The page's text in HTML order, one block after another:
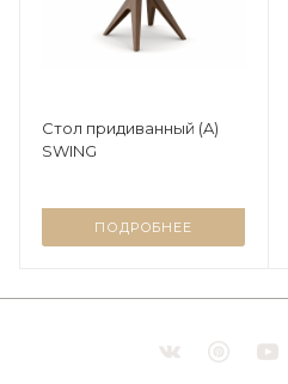
Стол придиванный (A)
SWING
ПОДРОБНЕЕ